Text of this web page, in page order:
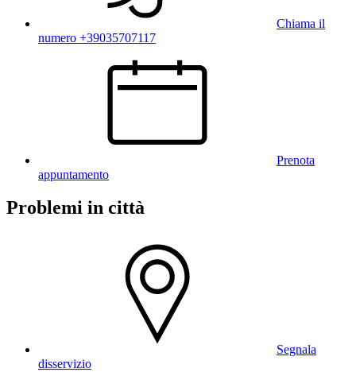
Chiama il
numero +39035707117
Prenota
appuntamento
Problemi in città
Segnala
disservizio